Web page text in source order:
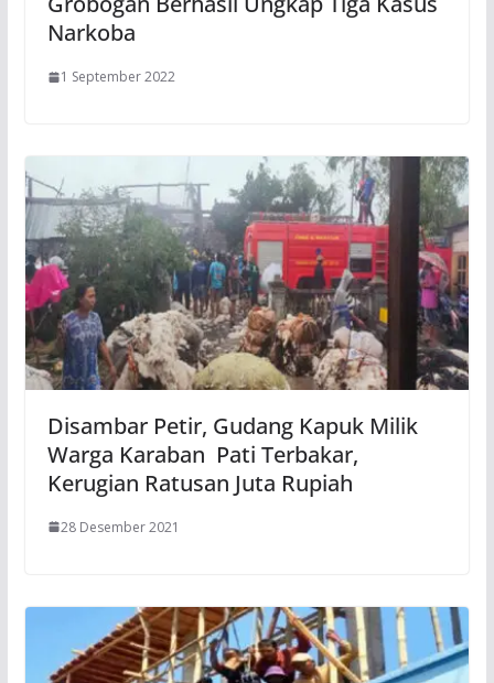
Narkoba
1 September 2022
Disambar Petir, Gudang Kapuk Milik
Warga Karaban Pati Terbakar,
Kerugian Ratusan Juta Rupiah
28 Desember 2021